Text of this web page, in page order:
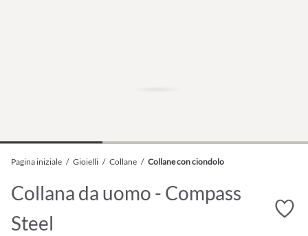
Pagina iniziale / Gioielli / Collane / Collane con ciondolo
Collana da uomo - Compass
Steel